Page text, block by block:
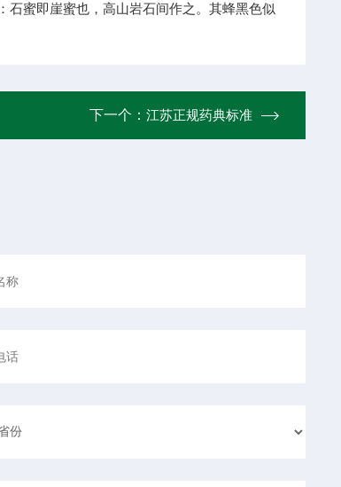
石蜜即崖蜜也，高山岩石间作之。其蜂黑色似
下一个： 江苏正规药典标准